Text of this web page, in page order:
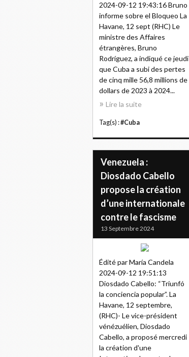
2024-09-12 19:43:16 Bruno
informe sobre el Bloqueo La
Havane, 12 sept (RHC) Le
ministre des Affaires
étrangères, Bruno
Rodríguez, a indiqué ce jeudi
que Cuba a subi des pertes
de cinq mille 56,8 millions de
dollars de 2023 à 2024...
Lire la suite
Tag(s) :#Cuba
Venezuela :
Diosdado Cabello
propose la création
d’une internationale
contre le fascisme
13 Septembre 2024
Édité par María Candela
2024-09-12 19:51:13
Diosdado Cabello: “Triunfó
la conciencia popular”. La
Havane, 12 septembre,
(RHC)- Le vice-président
vénézuélien, Diosdado
Cabello, a proposé mercredi
la création d'une